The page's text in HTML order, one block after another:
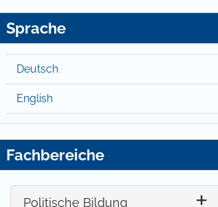
Sprache
Deutsch
English
Fachbereiche
Politische Bildung